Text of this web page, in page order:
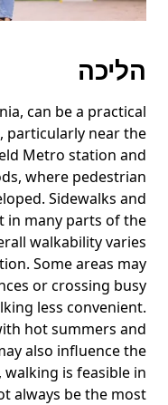
הליכה
can be a practical
particularly near the
Metro station and
where pedestrian
Sidewalks and
in many parts of the
walkability varies
Some areas may
or crossing busy
less convenient.
hot summers and
also influence the
is feasible in
always be the most